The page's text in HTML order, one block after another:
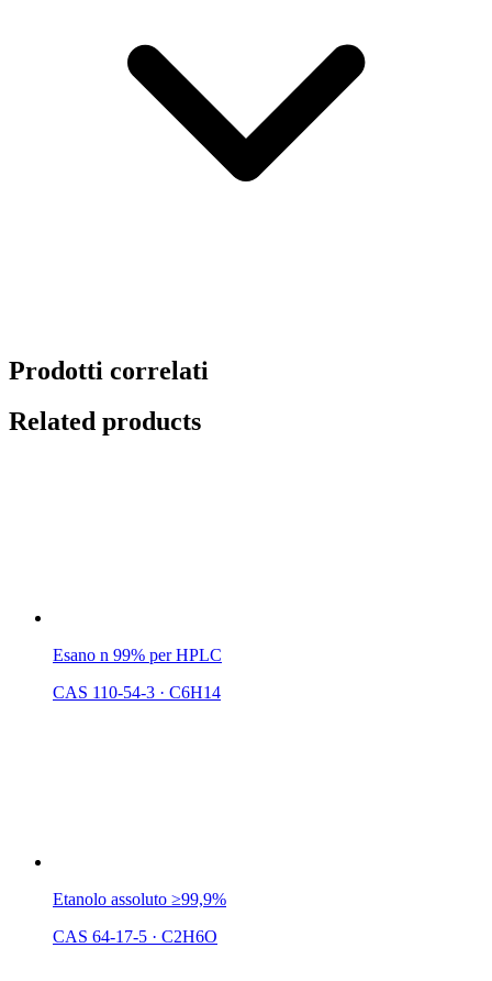
Prodotti correlati
Related products
Esano n 99% per HPLC
CAS 110-54-3 · C6H14
Etanolo assoluto ≥99,9%
CAS 64-17-5 · C2H6O